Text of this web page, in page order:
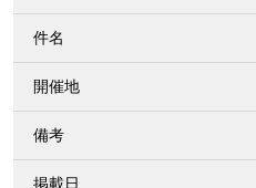
件名
開催地
備考
掲載日